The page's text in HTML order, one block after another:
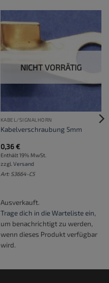
NICHT VORRÄTIG
KABEL/SIGNALHORN
Kabelverschraubung 5mm
0,36€
Enthält 19% MwSt.
zzgl. Versand
Art: S3664-C5
Ausverkauft.
Trage dich in die Warteliste ein,
um benachrichtigt zu werden,
wenn dieses Produkt verfügbar
wird.